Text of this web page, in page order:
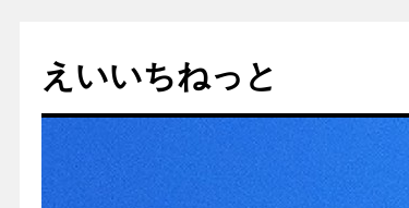
えいいちねっと